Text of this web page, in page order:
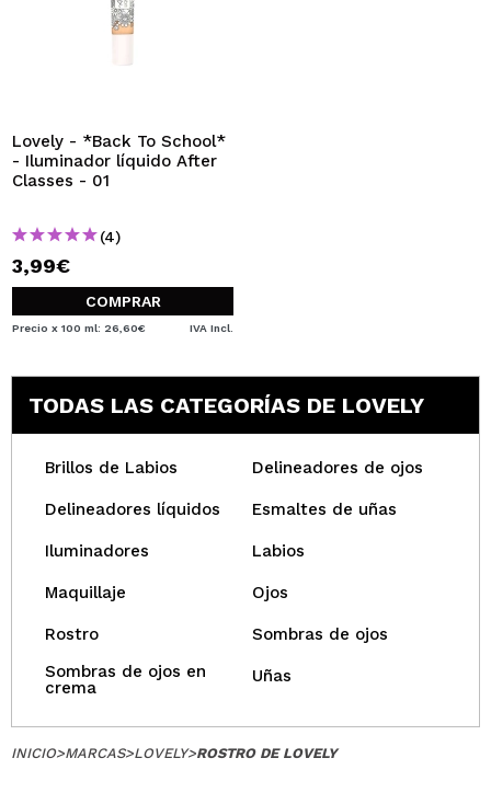
Lovely - *Back To School*
- Iluminador líquido After
Classes - 01
(4)
3,99€
COMPRAR
Precio x 100 ml: 26,60€ IVA Incl.
TODAS LAS CATEGORÍAS DE LOVELY
Brillos de Labios Delineadores de ojos
Delineadores líquidos Esmaltes de uñas
Iluminadores Labios
Maquillaje Ojos
Rostro
Sombras de ojos
Sombras de ojos en
crema
Uñas
INICIO>MARCAS>LOVELY>ROSTRO DE LOVELY